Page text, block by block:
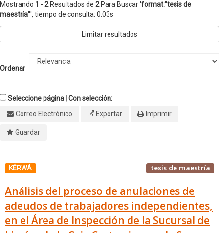
Mostrando 1 - 2Resultados de 2Para Buscar 'format:"tesis de
maestría"', tiempo de consulta: 0.03s
Limitar resultados
Ordenar
Seleccione página | Con selección:
Correo Electrónico
Exportar Imprimir
Guardar
KÉRWÁ tesis de maestría
Análisis del proceso de anulaciones de
adeudos de trabajadores independientes,
en el Área de Inspección de la Sucursal de